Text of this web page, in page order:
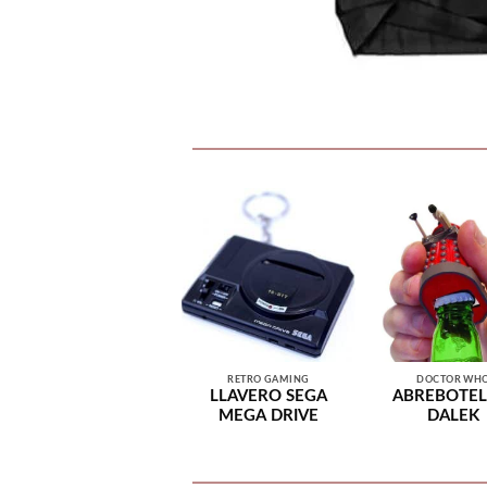
RETRO GAMING
LLAVERO SEGA
MEGA DRIVE
DOCTOR
DALEK